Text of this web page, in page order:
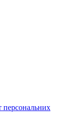
персональних